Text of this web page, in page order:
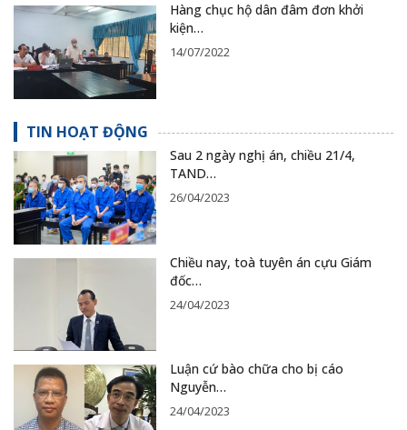
Hàng chục hộ dân đâm đơn khởi
kiện…
14/07/2022
TIN HOẠT ĐỘNG
Sau 2 ngày nghị án, chiều 21/4,
TAND…
26/04/2023
Chiều nay, toà tuyên án cựu Giám
đốc…
24/04/2023
Luận cứ bào chữa cho bị cáo
Nguyễn…
24/04/2023